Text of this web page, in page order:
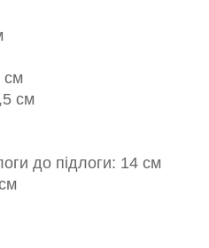
см
см
до підлоги: 14 см